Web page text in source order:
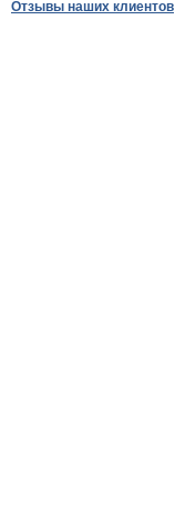
Отзывы наших клиентов